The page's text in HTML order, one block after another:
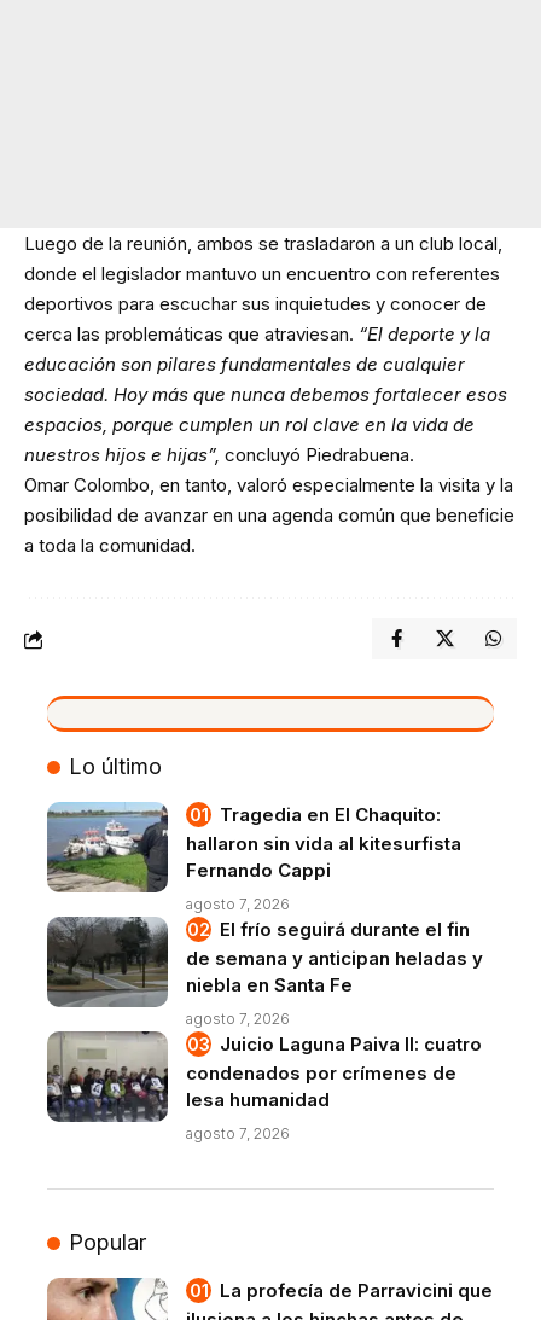
Luego de la reunión, ambos se trasladaron a un club local,
donde el legislador mantuvo un encuentro con referentes
deportivos para escuchar sus inquietudes y conocer de
cerca las problemáticas que atraviesan. “El deporte y la
educación son pilares fundamentales de cualquier
sociedad. Hoy más que nunca debemos fortalecer esos
espacios, porque cumplen un rol clave en la vida de
nuestros hijos e hijas”, concluyó Piedrabuena.
Omar Colombo, en tanto, valoró especialmente la visita y la
posibilidad de avanzar en una agenda común que beneficie
a toda la comunidad.
VIVO
Lo último
Tragedia en El Chaquito:
hallaron sin vida al kitesurfista
Fernando Cappi
agosto 7, 2026
El frío seguirá durante el fin
de semana y anticipan heladas y
niebla en Santa Fe
agosto 7, 2026
Juicio Laguna Paiva II: cuatro
condenados por crímenes de
lesa humanidad
agosto 7, 2026
Popular
La profecía de Parravicini que